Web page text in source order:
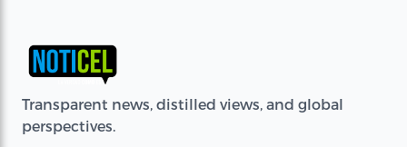
Transparent news, distilled views, and global
perspectives.